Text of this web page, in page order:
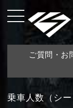
ご質問・お
乗車人数（シ